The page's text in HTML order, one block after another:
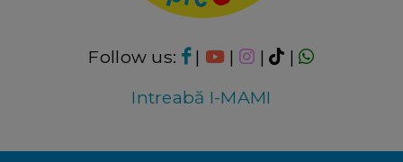
Follow us: | | |
|
Intreabă I-MAMI